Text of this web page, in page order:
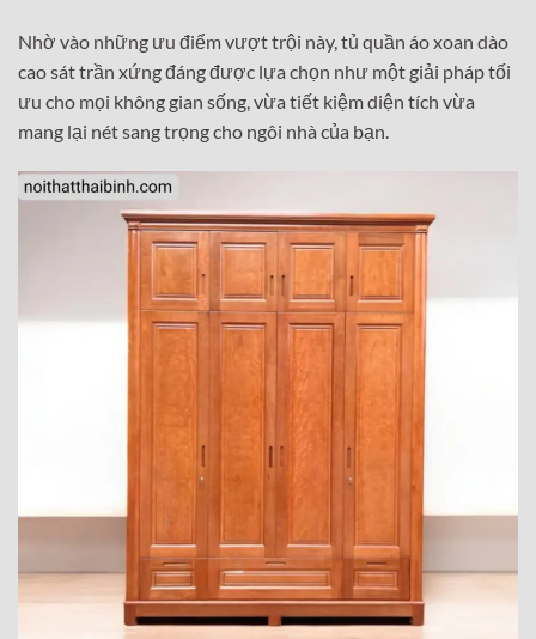
Nhờ vào những ưu điểm vượt trội này, tủ quần áo xoan dào
cao sát trần xứng đáng được lựa chọn như một giải pháp tối
ưu cho mọi không gian sống, vừa tiết kiệm diện tích vừa
mang lại nét sang trọng cho ngôi nhà của bạn.